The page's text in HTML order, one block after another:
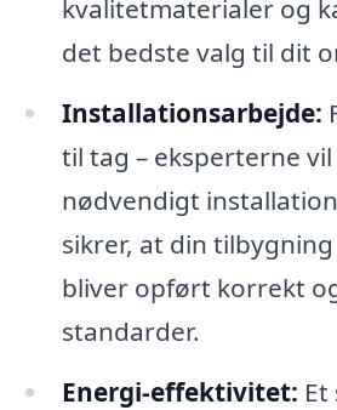
kvalitetmaterialer og
det bedste valg til dit
Installationsarbejde:
til tag – eksperterne
nødvendigt
sikrer, at din
bliver opført korrekt
standarder.
Energi-effektivitet: